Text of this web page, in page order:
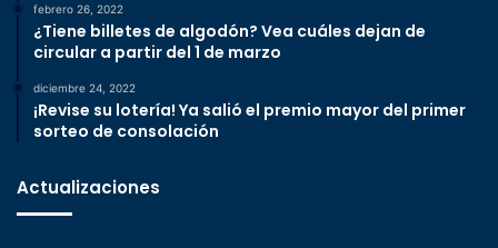
febrero 26, 2022
¿Tiene billetes de algodón? Vea cuáles dejan de
circular a partir del 1 de marzo
diciembre 24, 2022
¡Revise su lotería! Ya salió el premio mayor del primer
sorteo de consolación
Actualizaciones